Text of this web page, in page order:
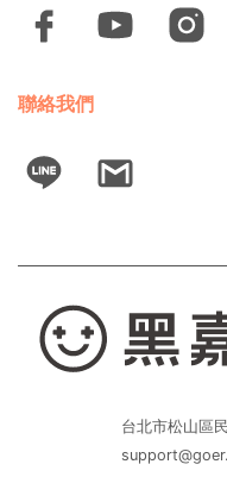
聯絡我們
台北市松山區